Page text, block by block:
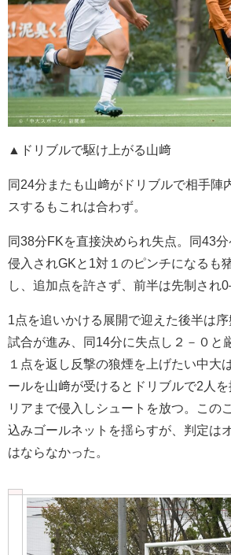
▲ドリブルで駆け上がる山﨑
同24分またも山﨑がドリブルで相手陣
スするもこれは合わず。
同38分FKを直接決められ失点。同43
侵入されGKと1対１のピンチになるも
し、追加点を許さず、前半は先制され
1点を追いかける展開で迎えた後半は
試合が進み、同14分に失点し２－０と
１点を返し反撃の狼煙を上げたい中大
ールを山﨑が受けるとドリブルで2人
リアまで侵入しシュートを放つ。この
込みゴールネットを揺らすが、判定は
はならなかった。